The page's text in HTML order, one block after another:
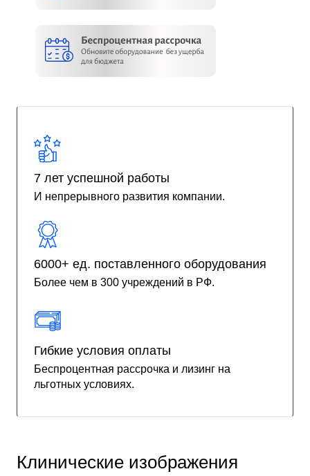
7 лет успешной работы
И непрерывного развития компании.
6000+ ед. поставленного оборудования
Более чем в 300 учреждений в РФ.
Гибкие условия оплаты
Беспроцентная рассрочка и лизинг на
льготных условиях.
Клинические изображения